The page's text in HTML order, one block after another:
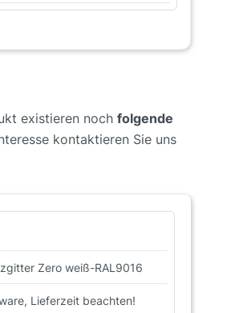
existieren noch folgende
kontaktieren Sie uns
Zero weiß-RAL9016
Lieferzeit beachten!